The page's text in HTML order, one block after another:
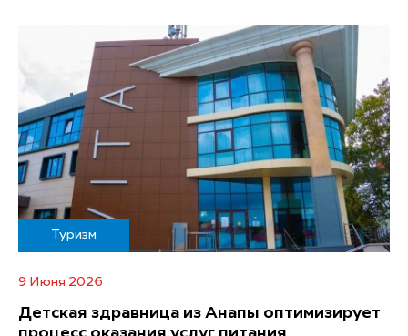
Туризм
9 Июня 2026
Детская здравница из Анапы оптимизирует